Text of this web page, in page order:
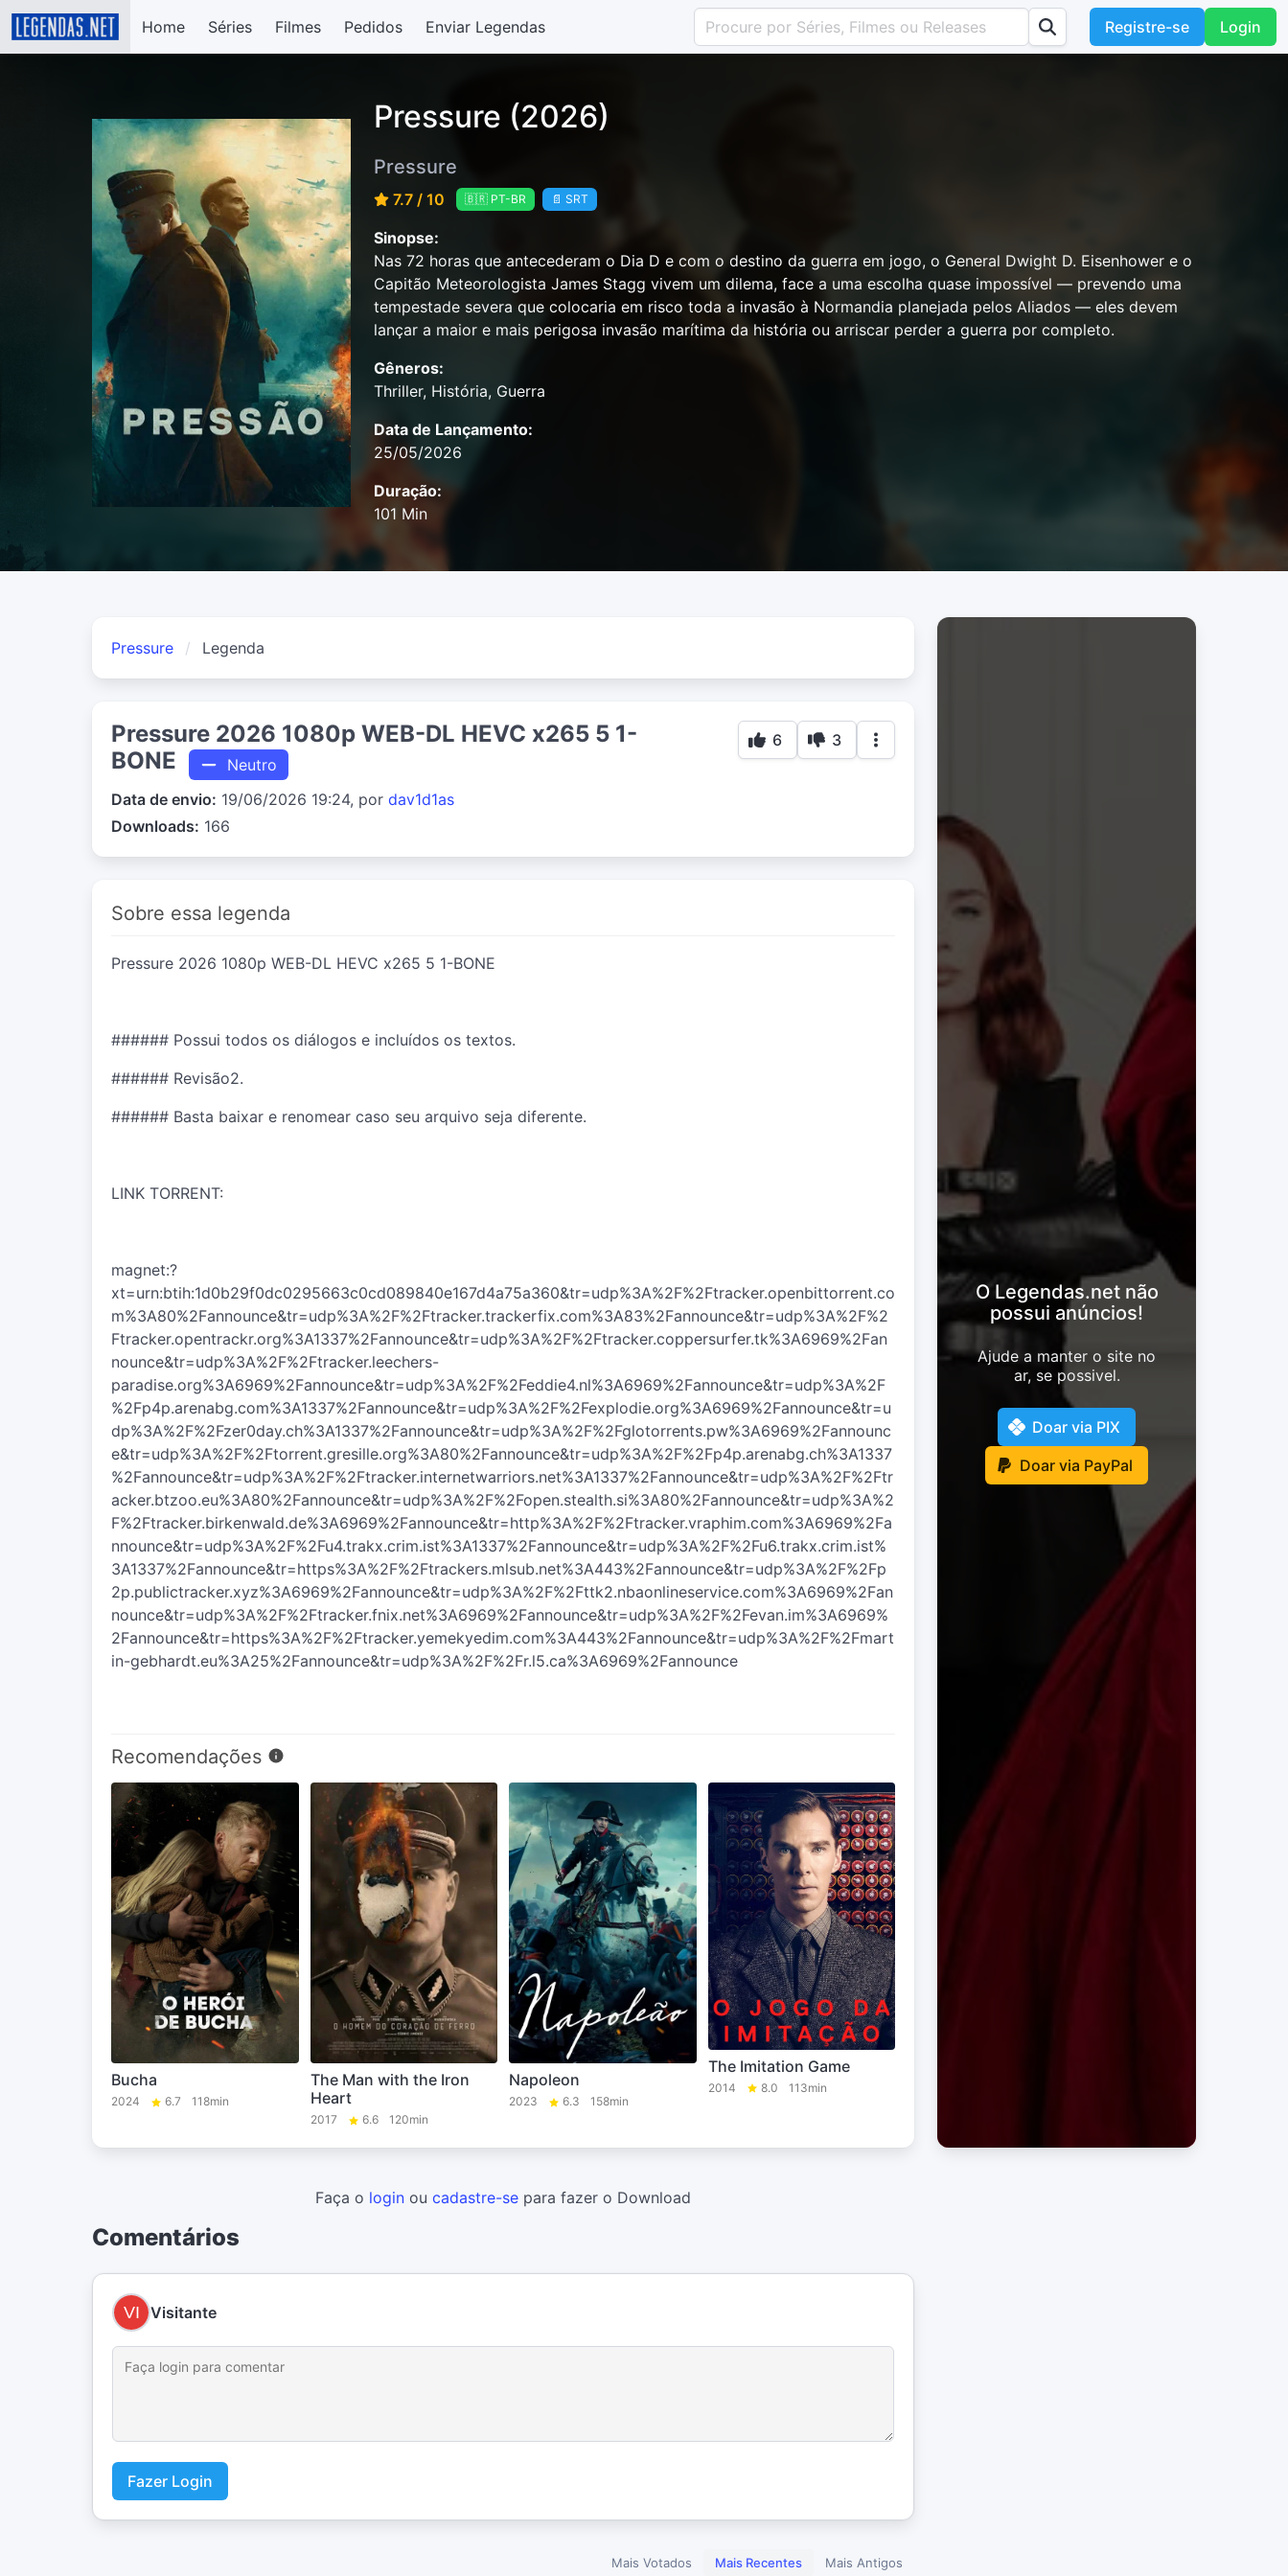
Home Séries Filmes Pedidos Enviar Legendas Registre-se Login
Pressure (2026)
Pressure
7.7 / 10 🇧🇷 PT-BR 📄 SRT
Sinopse:
Nas 72 horas que antecederam o Dia D e com o destino da guerra em jogo, o General Dwight D. Eisenhower e o
Capitão Meteorologista James Stagg vivem um dilema, face a uma escolha quase impossível — prevendo uma
tempestade severa que colocaria em risco toda a invasão à Normandia planejada pelos Aliados — eles devem
lançar a maior e mais perigosa invasão marítima da história ou arriscar perder a guerra por completo.
Gêneros:
Thriller, História, Guerra
Data de Lançamento:
25/05/2026
Duração:
101 Min
Pressure Legenda
Pressure 2026 1080p WEB-DL HEVC x265 5 1-
BONE
Neutro
Data de envio: 19/06/2026 19:24, por dav1d1as
Downloads: 166
6 3
Sobre essa legenda
Pressure 2026 1080p WEB-DL HEVC x265 5 1-BONE
###### Possui todos os diálogos e incluídos os textos.
###### Revisão2.
###### Basta baixar e renomear caso seu arquivo seja diferente.
LINK TORRENT:
magnet:?
xt=urn:btih:1d0b29f0dc0295663c0cd089840e167d4a75a360&tr=udp%3A%2F%2Ftracker.openbittorrent.co
m%3A80%2Fannounce&tr=udp%3A%2F%2Ftracker.trackerfix.com%3A83%2Fannounce&tr=udp%3A%2F%2
Ftracker.opentrackr.org%3A1337%2Fannounce&tr=udp%3A%2F%2Ftracker.coppersurfer.tk%3A6969%2Fan
nounce&tr=udp%3A%2F%2Ftracker.leechers-
paradise.org%3A6969%2Fannounce&tr=udp%3A%2F%2Feddie4.nl%3A6969%2Fannounce&tr=udp%3A%2F
%2Fp4p.arenabg.com%3A1337%2Fannounce&tr=udp%3A%2F%2Fexplodie.org%3A6969%2Fannounce&tr=u
dp%3A%2F%2Fzer0day.ch%3A1337%2Fannounce&tr=udp%3A%2F%2Fglotorrents.pw%3A6969%2Fannounc
e&tr=udp%3A%2F%2Ftorrent.gresille.org%3A80%2Fannounce&tr=udp%3A%2F%2Fp4p.arenabg.ch%3A1337
%2Fannounce&tr=udp%3A%2F%2Ftracker.internetwarriors.net%3A1337%2Fannounce&tr=udp%3A%2F%2Ftr
acker.btzoo.eu%3A80%2Fannounce&tr=udp%3A%2F%2Fopen.stealth.si%3A80%2Fannounce&tr=udp%3A%2
F%2Ftracker.birkenwald.de%3A6969%2Fannounce&tr=http%3A%2F%2Ftracker.vraphim.com%3A6969%2Fa
nnounce&tr=udp%3A%2F%2Fu4.trakx.crim.ist%3A1337%2Fannounce&tr=udp%3A%2F%2Fu6.trakx.crim.ist%
3A1337%2Fannounce&tr=https%3A%2F%2Ftrackers.mlsub.net%3A443%2Fannounce&tr=udp%3A%2F%2Fp
2p.publictracker.xyz%3A6969%2Fannounce&tr=udp%3A%2F%2Fttk2.nbaonlineservice.com%3A6969%2Fan
nounce&tr=udp%3A%2F%2Ftracker.fnix.net%3A6969%2Fannounce&tr=udp%3A%2F%2Fevan.im%3A6969%
2Fannounce&tr=https%3A%2F%2Ftracker.yemekyedim.com%3A443%2Fannounce&tr=udp%3A%2F%2Fmart
in-gebhardt.eu%3A25%2Fannounce&tr=udp%3A%2F%2Fr.l5.ca%3A6969%2Fannounce
Recomendações
Bucha
2024 6.7 118min
The Man with the Iron
Heart
2017 6.6 120min
Napoleon
2023 6.3 158min
The Imitation Game
2014 8.0 113min
O Legendas.net não
possui anúncios!
Ajude a manter o site no
ar, se possivel.
Doar via PIX
Doar via PayPal
Faça o login ou cadastre-se para fazer o Download
Comentários
Visitante
Fazer Login
Mais Votados Mais Recentes Mais Antigos